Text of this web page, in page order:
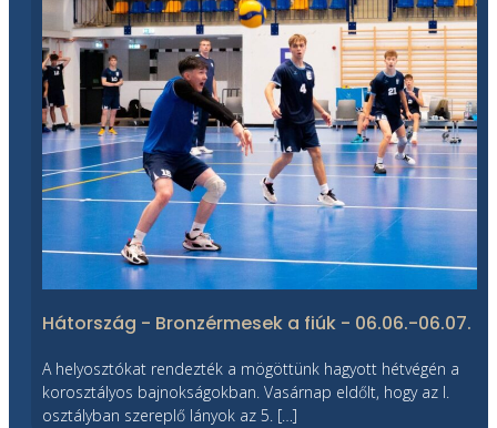
Hátország - Bronzérmesek a fiúk - 06.06.-06.07.
A helyosztókat rendezték a mögöttünk hagyott hétvégén a
korosztályos bajnokságokban. Vasárnap eldőlt, hogy az I.
osztályban szereplő lányok az 5. […]